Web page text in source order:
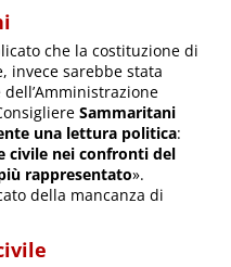
che la costituzione di
invece sarebbe stata
Sammaritani
una lettura politica:
civile nei confronti del
rappresentato».
della mancanza di